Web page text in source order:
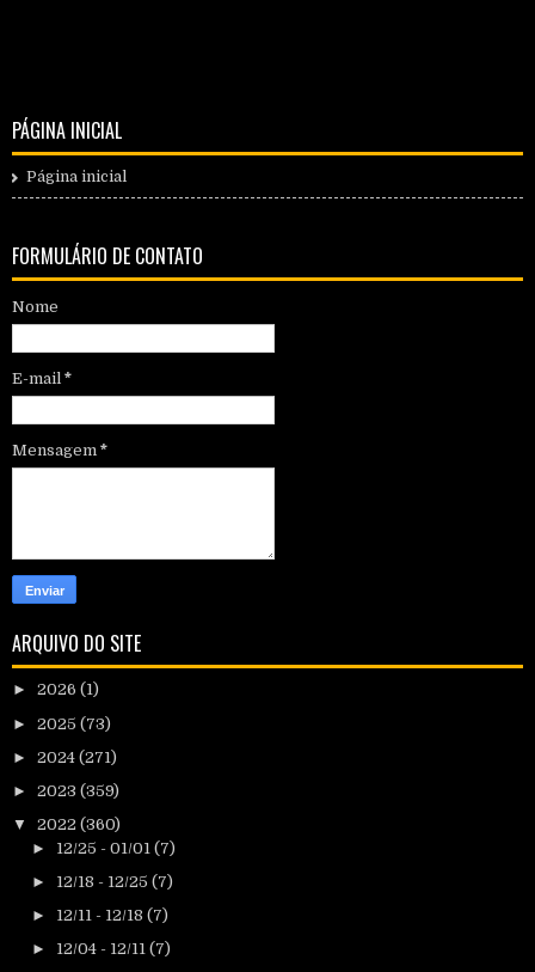
PÁGINA INICIAL
Página inicial
FORMULÁRIO DE CONTATO
Nome
E-mail *
Mensagem *
ARQUIVO DO SITE
► 2026 (1)
► 2025 (73)
► 2024 (271)
► 2023 (359)
▼ 2022 (360)
► 12/25 - 01/01 (7)
► 12/18 - 12/25 (7)
► 12/11 - 12/18 (7)
► 12/04 - 12/11 (7)